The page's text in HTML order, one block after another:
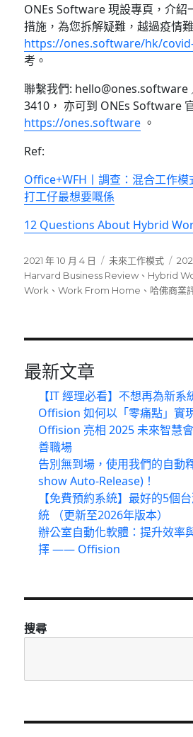
ONEs Software 現設專頁，介紹
措施，為您拆解疑難，越過疫情
https://ones.software/hk/
考。
聯繫我們: hello@ones.software
3410， 亦可到 ONEs Software
https://ones.software 。
Ref:
Office+WFH丨調查：混合工作
打工仔最想要嘅係
12 Questions About Hybrid
發
佈
日
2021 年 10 月 4 日
分
類
未來工作模式
標
籤
Harvard Business Review 、 Hybrid
Work 、Work From Home 、 哈佛商業
最新文章
【IT 經理必看】不想再為新系
Offision 如何以「零痛點」實
Offision 亮相 2025 未來智慧
善職場
告別無到場，使用我們的自動
show Auto-Release)！
【免費預約系統】最好的5個
統 （更新至2026年版本）
辦公室自動化軟體：提升效率
擇 —— Offision
搜尋